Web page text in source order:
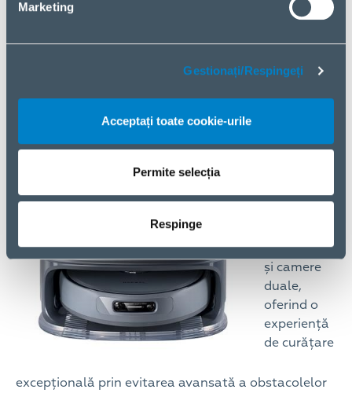
Marketing
Gestionați/Respingeți
Acceptați toate cookie-urile
Permite selecția
Respinge
Narwal
Ultra:
aspirator
cipuri duale
și camere
duale,
oferind o
experiență
de curățare
excepțională prin evitarea avansată a obstacolelor